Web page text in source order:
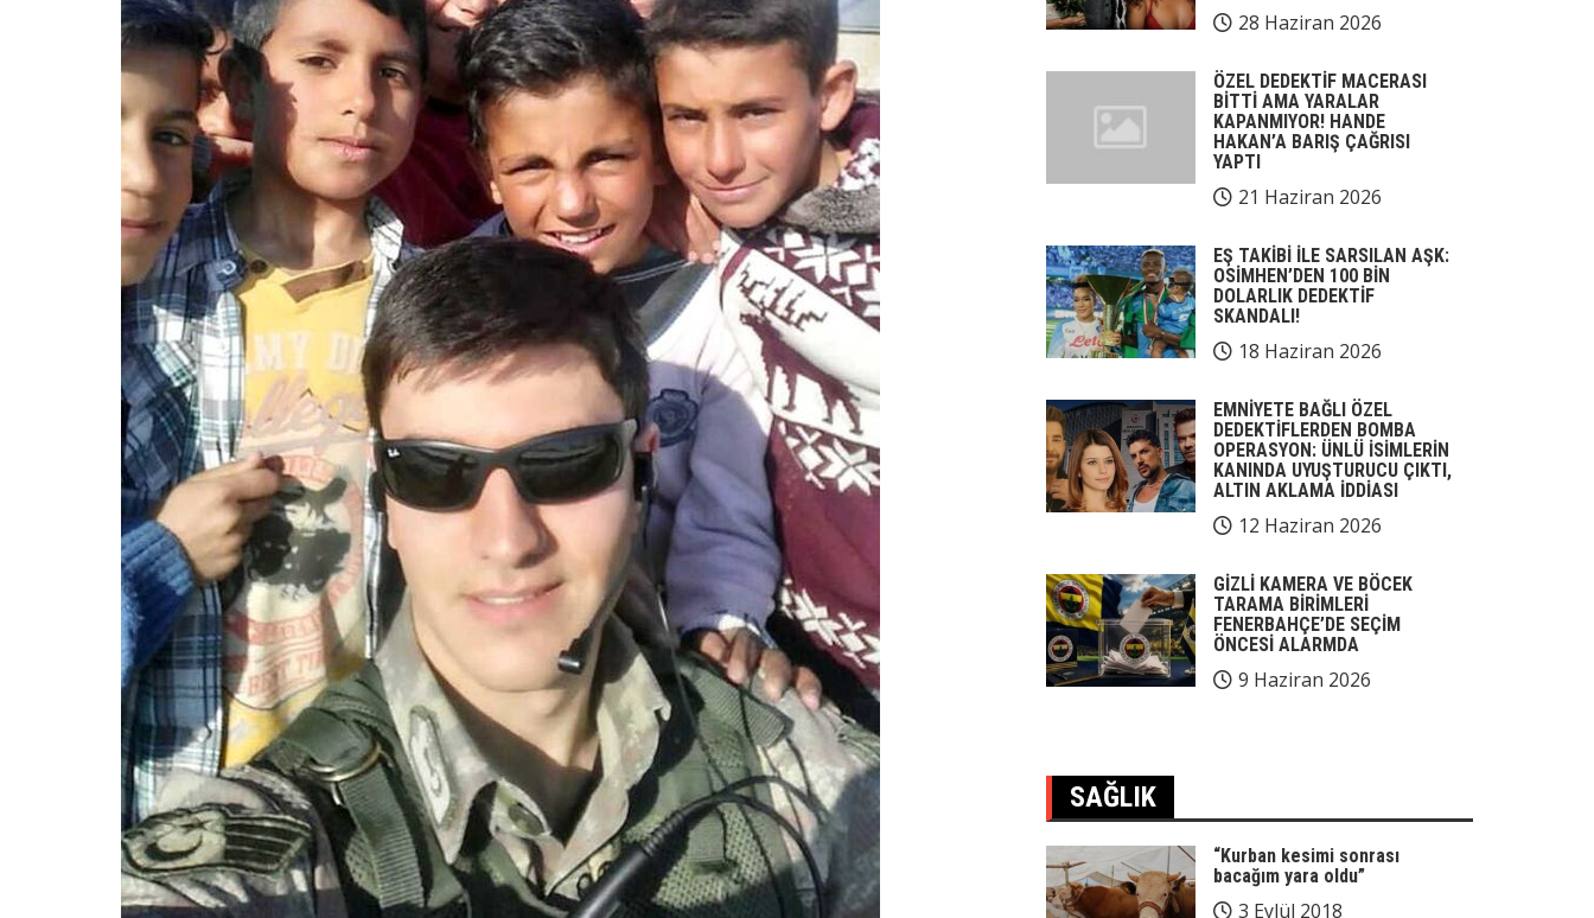
28 Haziran 2026
ÖZEL DEDEKTİF MACERASI
BİTTİ AMA YARALAR
KAPANMIYOR! HANDE
HAKAN’A BARIŞ ÇAĞRISI
YAPTI
21 Haziran 2026
EŞ TAKİBİ İLE SARSILAN AŞK:
OSİMHEN’DEN 100 BİN
DOLARLIK DEDEKTİF
SKANDALI!
18 Haziran 2026
EMNİYETE BAĞLI ÖZEL
DEDEKTİFLERDEN BOMBA
OPERASYON: ÜNLÜ İSİMLERİN
KANINDA UYUŞTURUCU ÇIKTI,
ALTIN AKLAMA İDDİASI
12 Haziran 2026
GİZLİ KAMERA VE BÖCEK
TARAMA BİRİMLERİ
FENERBAHÇE’DE SEÇİM
ÖNCESİ ALARMDA
9 Haziran 2026
SAĞLIK
“Kurban kesimi sonrası
bacağım yara oldu”
3 Eylül 2018